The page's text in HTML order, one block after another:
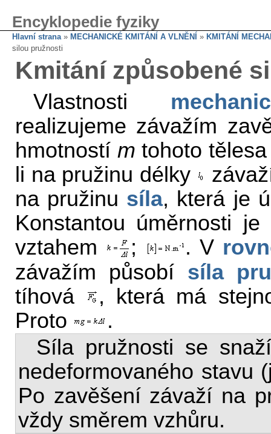
Encyklopedie fyziky
Hlavní strana» MECHANICKÉ KMITÁNÍ A VLNĚNÍ » KMITÁNÍ
silou pružnosti
Kmitání způsobené
Vlastnosti
realizujeme závažím
hmotností m tohoto
li na pružinu délky
na pružinu síla, která je
Konstantou úměrnosti je
vztahem
; . V
závažím působí síla
tíhová
, která má
Proto
.
Síla pružnosti se
nedeformovaného stavu
Po zavěšení závaží na
vždy směrem vzhůru.